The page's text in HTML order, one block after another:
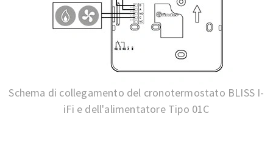
Schema di collegamento del cronotermostato BLISS I-
iFi e dell'alimentatore Tipo 01C